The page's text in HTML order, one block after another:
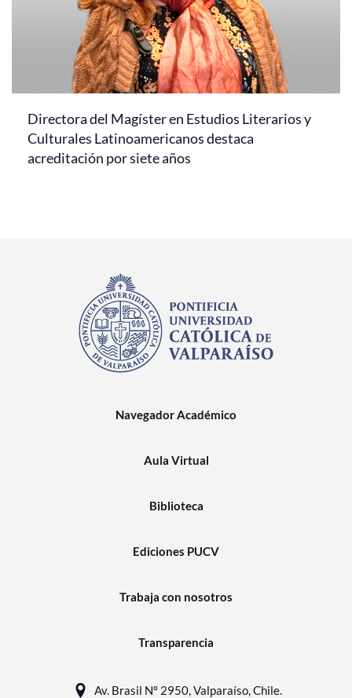
Directora del Magíster en Estudios Literarios y
Culturales Latinoamericanos destaca
acreditación por siete años
Navegador Académico
Aula Virtual
Biblioteca
Ediciones PUCV
Trabaja con nosotros
Transparencia
Av. Brasil N° 2950, Valparaíso, Chile.